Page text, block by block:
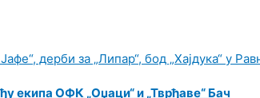
екипа ОФК „Оџаци“ и „Тврђаве“ Бач